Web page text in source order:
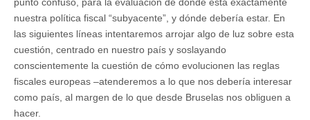
nuestra política fiscal “subyacente”, y dónde debería estar. En
las siguientes líneas intentaremos arrojar algo de luz sobre esta
cuestión, centrado en nuestro país y soslayando
conscientemente la cuestión de cómo evolucionen las reglas
fiscales europeas –atenderemos a lo que nos debería interesar
como país, al margen de lo que desde Bruselas nos obliguen a
hacer.